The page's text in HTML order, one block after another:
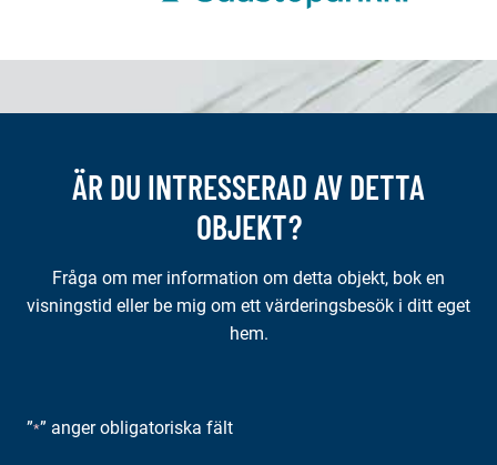
ÄR DU INTRESSERAD AV DETTA
OBJEKT?
Fråga om mer information om detta objekt, bok en
visningstid eller be mig om ett värderingsbesök i ditt eget
hem.
”*” anger obligatoriska fält